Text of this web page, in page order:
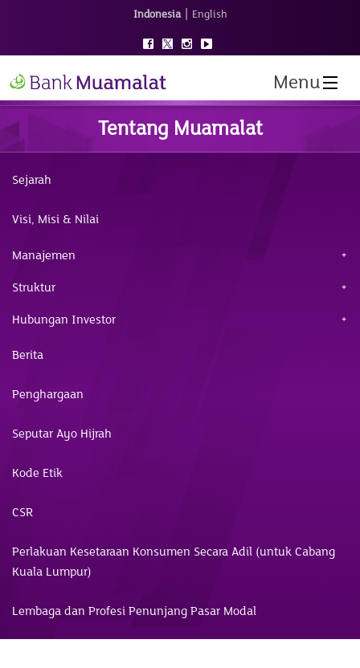
Indonesia | English
Menu
Tentang Muamalat
Sejarah
Visi, Misi & Nilai
Manajemen
Struktur
Hubungan Investor
Berita
Penghargaan
Seputar Ayo Hijrah
Kode Etik
CSR
Perlakuan Kesetaraan Konsumen Secara Adil (untuk Cabang
Kuala Lumpur)
Lembaga dan Profesi Penunjang Pasar Modal